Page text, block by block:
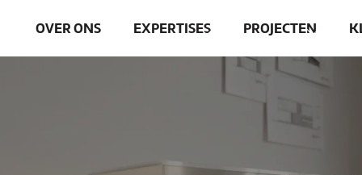
OVER ONS EXPERTISES PROJECTEN